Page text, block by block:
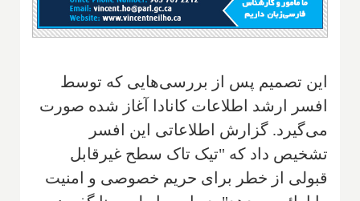
این تصمیم پس از بررسی‌هایی که توسط
افسر ارشد اطلاعات کانادا آغاز شده صورت
می‌گیرد. گزارش اطلاعاتی این افسر
تشخیص داد که "تیک تاک سطح غیرقابل
قبولی از خطر برای حریم خصوصی و امنیت